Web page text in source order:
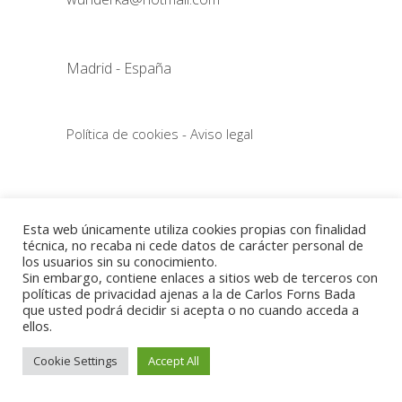
Madrid - España
Política de cookies - Aviso legal
Esta web únicamente utiliza cookies propias con finalidad
técnica, no recaba ni cede datos de carácter personal de
los usuarios sin su conocimiento.
Sin embargo, contiene enlaces a sitios web de terceros con
políticas de privacidad ajenas a la de Carlos Forns Bada
que usted podrá decidir si acepta o no cuando acceda a
ellos.
Cookie Settings Accept All